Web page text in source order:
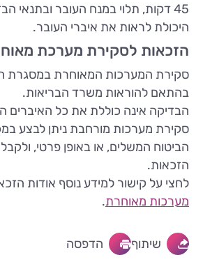
45 דקות, תלוי במנח העובר ובתנאי
היכולת לראות את איברי העובר.
הזכאות לסקירת מערכת
סקירת המערכות המאוחרת במסגרת
בהתאם להוראות משרד הבריאות.
הבדיקה אינה כוללת את כל האיברים
סקירת מערכות מורחבת ניתן לבצע
הביטוח המשלים, או באופן פרטי,
הזכאות.
לחצי על קישור למידע נוסף אודות
מערכות מאוחרת.
שיתוף הדפסה